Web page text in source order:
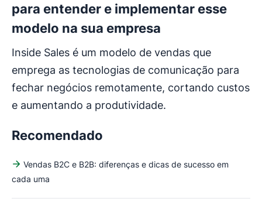
para entender e implementar esse
modelo na sua empresa
Inside Sales é um modelo de vendas que
emprega as tecnologias de comunicação para
fechar negócios remotamente, cortando custos
e aumentando a produtividade.
Recomendado
Vendas B2C e B2B: diferenças e dicas de sucesso em
cada uma